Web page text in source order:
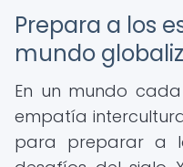
Prepara a los
mundo
En un mundo
empatía
para preparar a